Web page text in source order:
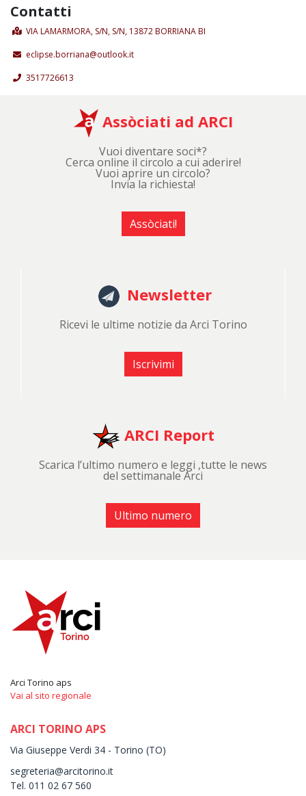
Contatti
VIA LAMARMORA, S/N, S/N, 13872 BORRIANA BI
eclipse.borriana@outlook.it
3517726613
Assòciati ad ARCI
Vuoi diventare soci*?
Cerca online il circolo a cui aderire!
Vuoi aprire un circolo?
Invia la richiesta!
Assòciati!
Newsletter
Ricevi le ultime notizie da Arci Torino
Iscrivimi
ARCI Report
Scarica l’ultimo numero e leggi ,tutte le news
del settimanale Arci
Ultimo numero
Arci Torino aps
Vai al sito regionale
ARCI TORINO APS
Via Giuseppe Verdi 34 - Torino (TO)
segreteria@arcitorino.it
Tel. 011 02 67 560